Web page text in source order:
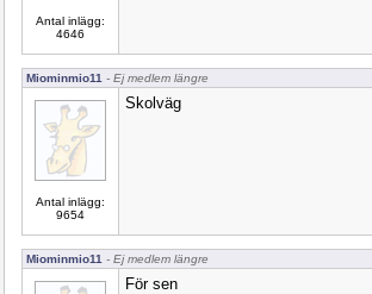
Antal inlägg:
4646
Miominmio11 - Ej medlem längre
Antal inlägg:
9654
Skolväg
Miominmio11 - Ej medlem längre
För sen